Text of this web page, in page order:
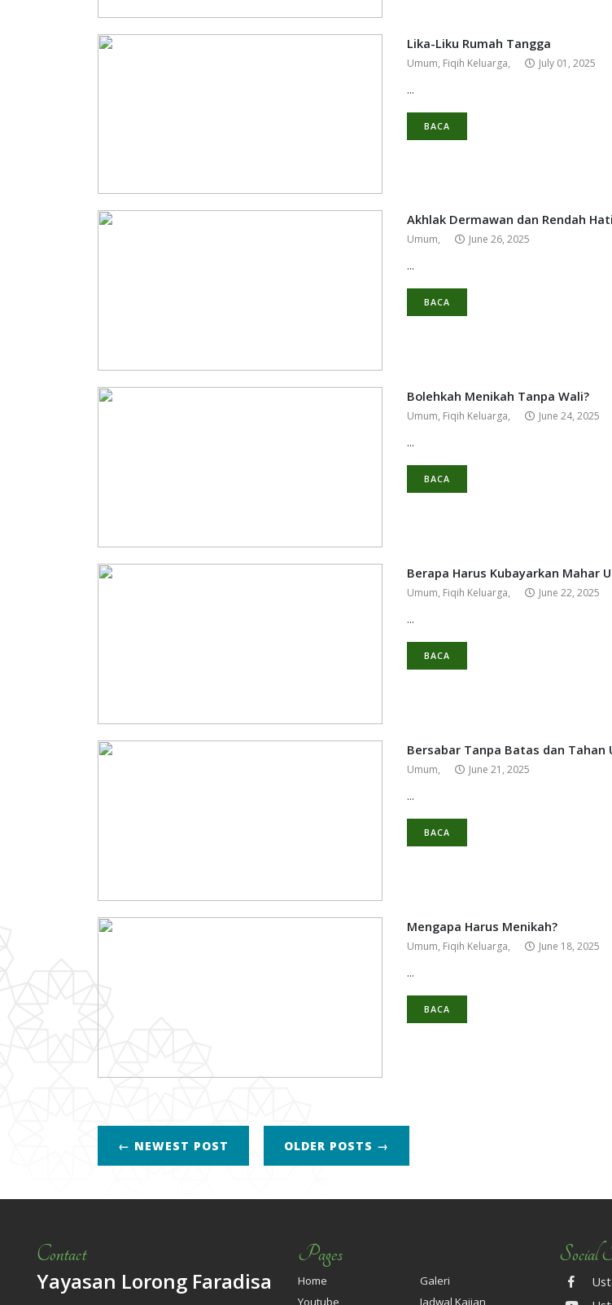
Lika-Liku Rumah Tangga
Umum, Fiqih Keluarga, July 01, 2025
...
BACA
Akhlak Dermawan dan Rendah Hati
Umum, June 26, 2025
...
BACA
Bolehkah Menikah Tanpa Wali?
Umum, Fiqih Keluarga, June 24, 2025
...
BACA
Berapa Harus Kubayarkan Mahar
Umum, Fiqih Keluarga, June 22, 2025
...
BACA
Bersabar Tanpa Batas dan Tahan
Umum, June 21, 2025
...
BACA
Mengapa Harus Menikah?
Umum, Fiqih Keluarga, June 18, 2025
...
BACA
← NEWEST POST OLDER POSTS →
MENJAGA KELUARGA
Contact
Yayasan Lorong Faradisa
Pages
Home
Youtube
Galeri
Jadwal Kajian
Social